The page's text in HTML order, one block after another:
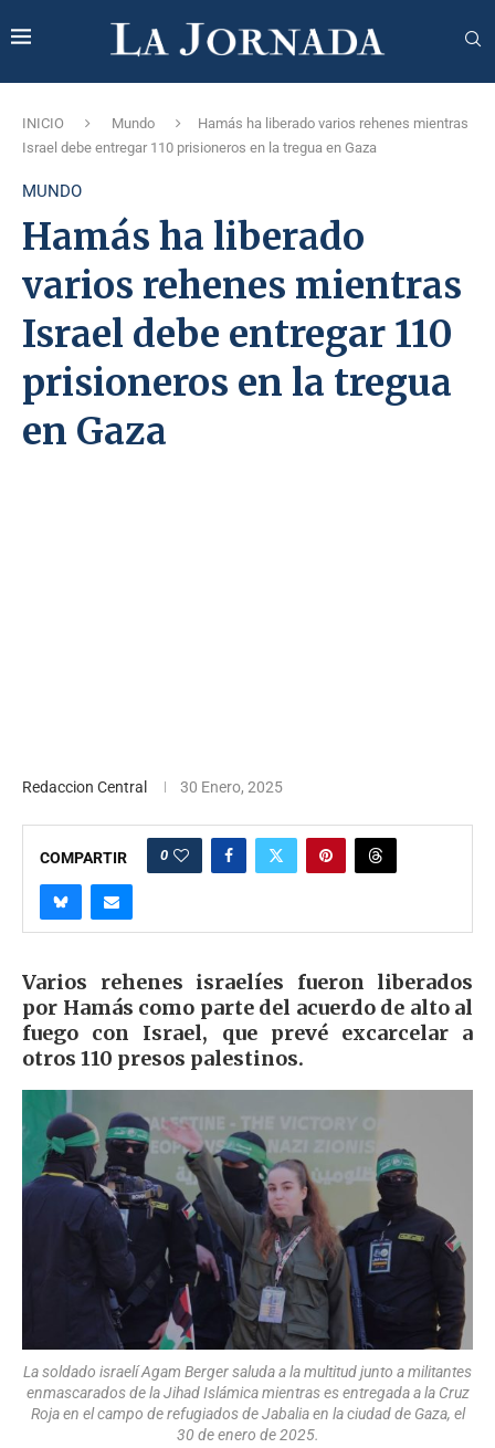
INICIO Mundo
Hamás ha liberado varios rehenes mientras
Israel debe entregar 110 prisioneros en la tregua en Gaza
MUNDO
Hamás ha liberado
varios rehenes mientras
Israel debe entregar 110
prisioneros en la tregua
en Gaza
Redaccion Central 30 Enero, 2025
COMPARTIR 0
Varios rehenes israelíes fueron liberados
por Hamás como parte del acuerdo de alto al
fuego con Israel, que prevé excarcelar a
otros 110 presos palestinos.
La soldado israelí Agam Berger saluda a la multitud junto a militantes
enmascarados de la Jihad Islámica mientras es entregada a la Cruz
Roja en el campo de refugiados de Jabalia en la ciudad de Gaza, el
30 de enero de 2025.